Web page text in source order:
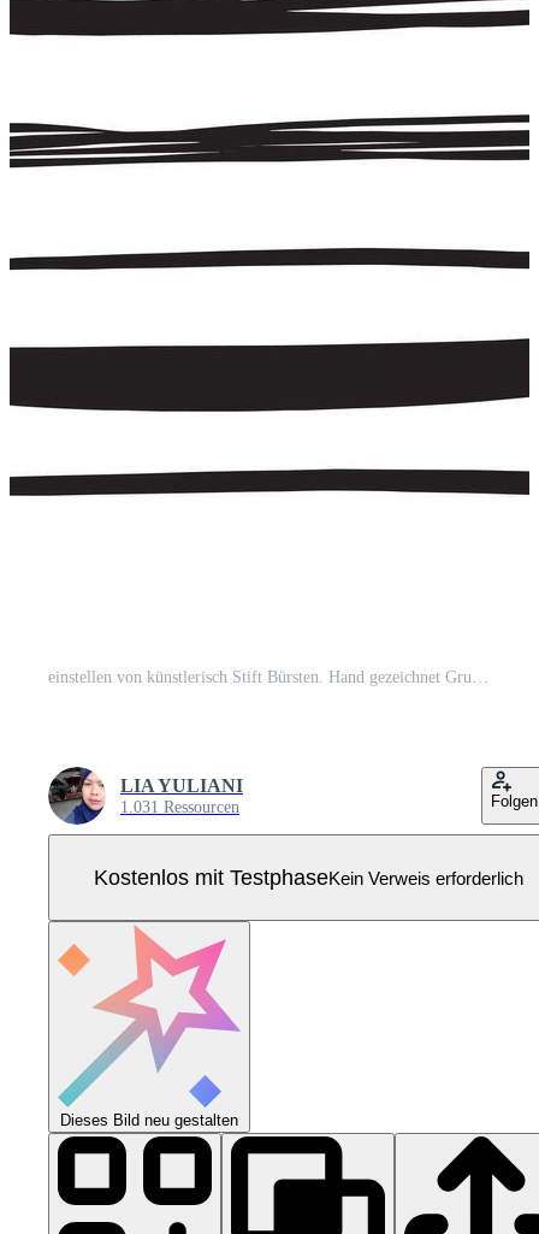
einstellen von künstlerisch Stift Bürsten. Hand gezeichnet Grunge Schläge. Gekritzel Linien, verschiedene Teiler zum Netz Websites. Pro Vektor
LIA YULIANI
1.031 Ressourcen Folgen
Kostenlos mit TestphaseKein Verweis erforderlich
Dieses Bild neu gestalten